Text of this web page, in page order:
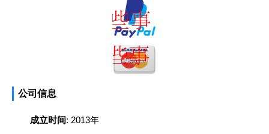
公司信息
成立时间: 2013年